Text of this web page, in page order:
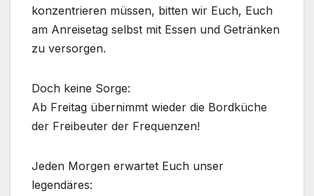
konzentrieren müssen, bitten wir Euch, Euch
am Anreisetag selbst mit Essen und Getränken
zu versorgen.
Doch keine Sorge:
Ab Freitag übernimmt wieder die Bordküche
der Freibeuter der Frequenzen!
Jeden Morgen erwartet Euch unser
legendäres: